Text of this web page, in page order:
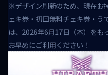
※デザイン刷新のため、現在お
ェキ券・初回無料チェキ券・う
は、2026年6月17日（木）をも
お早めにご利用ください！